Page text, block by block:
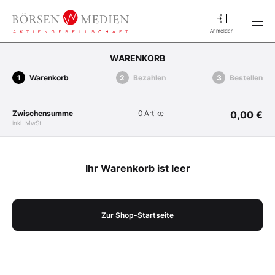
Anmelden
WARENKORB
Warenkorb Bezahlen Bestellen
Zwischensumme
inkl. MwSt.
0 Artikel 0,00 €
Ihr Warenkorb ist leer
Zur Shop-Startseite